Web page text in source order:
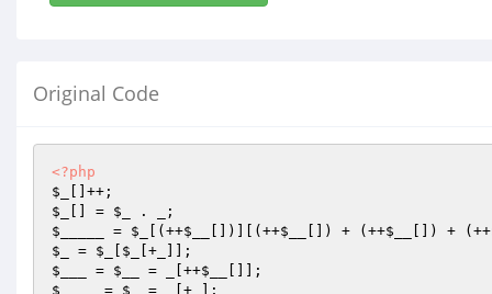
Original Code
<?php
$_
$_
[] = $_
$_____
= $_ [(++$__ [])][(++$__ []) + (++$__ []) + (++
$_
= $_ $_
$___
= $__ = _[++$__
$____
= $_